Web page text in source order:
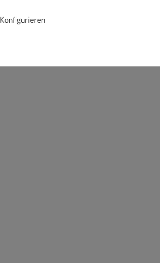
Konfigurieren